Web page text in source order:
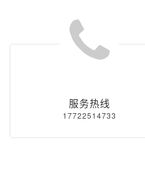
服务热线
17722514733